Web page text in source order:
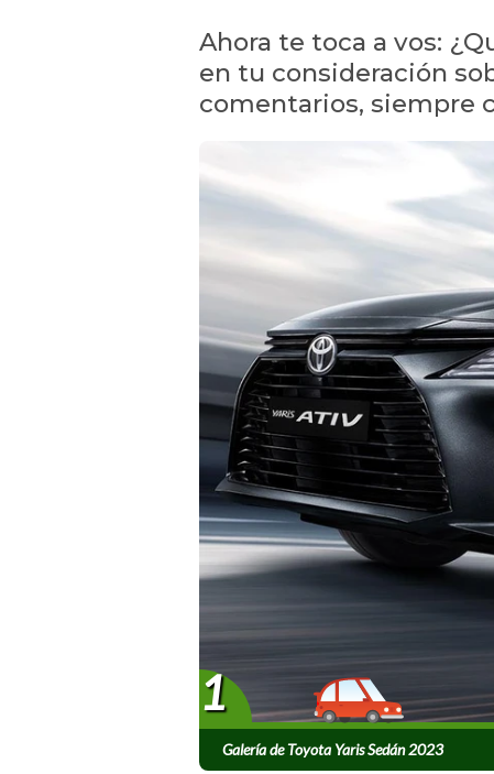
Ahora te toca a vos:
en tu consideración
comentarios, siempre
Galería de Toyota Yaris Sedán 2023
1